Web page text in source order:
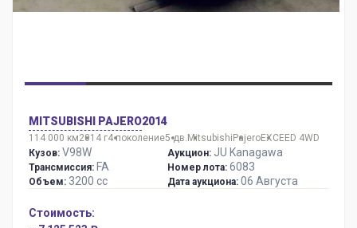
MITSUBISHI PAJERO2014
114 000 км2014 г4 поколение5 дв. MitsubishiPajeroEXCEED 4WD
Кузов: V98W
Трансмиссия: FA
Объем: 3200 сс
Аукцион: JU Kanagawa
Номер лота: 6083
Дата аукциона: 06 Августа
Стоимость: